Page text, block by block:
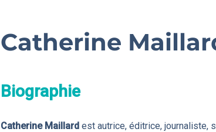
Catherine
Biographie
Catherine Maillardest autrice, éditrice, journaliste,